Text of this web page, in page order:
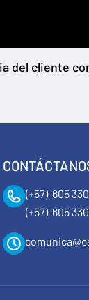
del cliente
(+57) 605
(+57) 605